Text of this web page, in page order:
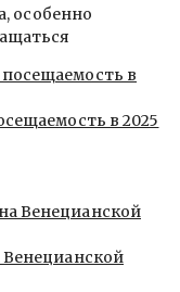
особенно
в 2025